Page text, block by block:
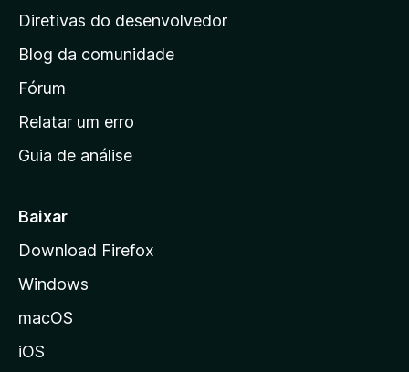
i
a
i
n
c
a
d
a
z
Diretivas do desenvolvedor
Blog da comunidade
Fórum
Relatar um erro
Guia de análise
Baixar
Download Firefox
Windows
macOS
iOS